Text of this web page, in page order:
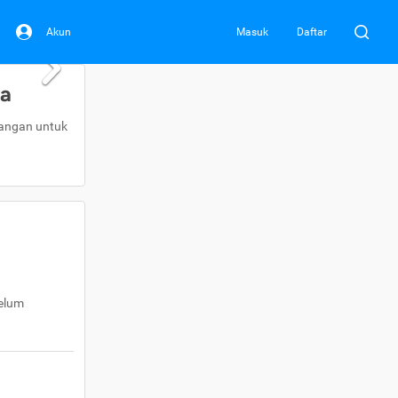
Akun Masuk Daftar
untuk